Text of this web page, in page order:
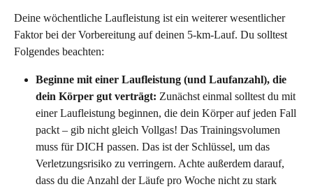
Deine wöchentliche Laufleistung ist ein weiterer wesentlicher
Faktor bei der Vorbereitung auf deinen 5-km-Lauf. Du solltest
Folgendes beachten:
Beginne mit einer Laufleistung (und Laufanzahl), die
dein Körper gut verträgt: Zunächst einmal solltest du mit
einer Laufleistung beginnen, die dein Körper auf jeden Fall
packt – gib nicht gleich Vollgas! Das Trainingsvolumen
muss für DICH passen. Das ist der Schlüssel, um das
Verletzungsrisiko zu verringern. Achte außerdem darauf,
dass du die Anzahl der Läufe pro Woche nicht zu stark